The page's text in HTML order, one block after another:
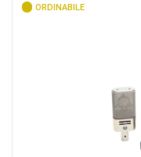
ORDINABILE